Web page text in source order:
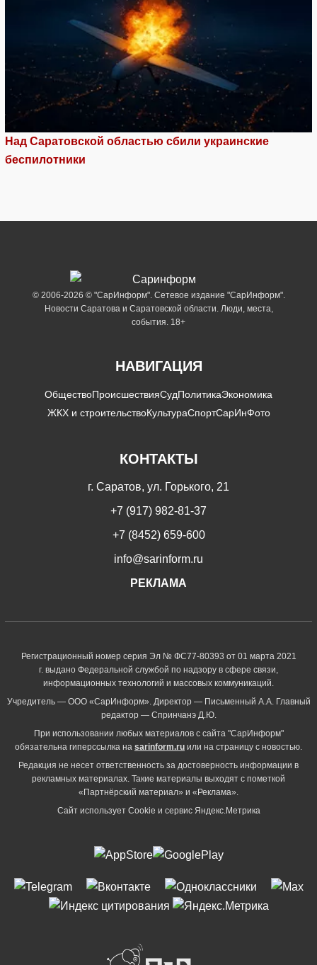
Над Саратовской областью сбили украинские
беспилотники
© 2006-2026 © "СарИнформ". Сетевое издание "СарИнформ".
Новости Саратова и Саратовской области. Люди, места,
события. 18+
НАВИГАЦИЯ
ОбществоПроисшествияСудПолитикаЭкономика
ЖКХ и строительствоКультураСпортСарИнФото
КОНТАКТЫ
г. Саратов, ул. Горького, 21
+7 (917) 982-81-37
+7 (8452) 659-600
info@sarinform.ru
РЕКЛАМА
Регистрационный номер серия Эл № ФС77-80393 от 01 марта 2021
г. выдано Федеральной службой по надзору в сфере связи,
информационных технологий и массовых коммуникаций.
Учредитель — ООО «СарИнформ». Директор — Письменный А.А. Главный
редактор — Спринчанэ Д.Ю.
При использовании любых материалов с сайта "СарИнформ"
обязательна гиперссылка на sarinform.ru или на страницу с новостью.
Редакция не несет ответственность за достоверность информации в
рекламных материалах. Такие материалы выходят с пометкой
«Партнёрский материал» и «Реклама».
Сайт использует Cookie и сервиc Яндекс.Метрика